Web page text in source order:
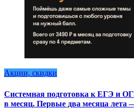
Акции, скидки
Системная подготовка к ЕГЭ и
в месяц. Первые два месяца лета